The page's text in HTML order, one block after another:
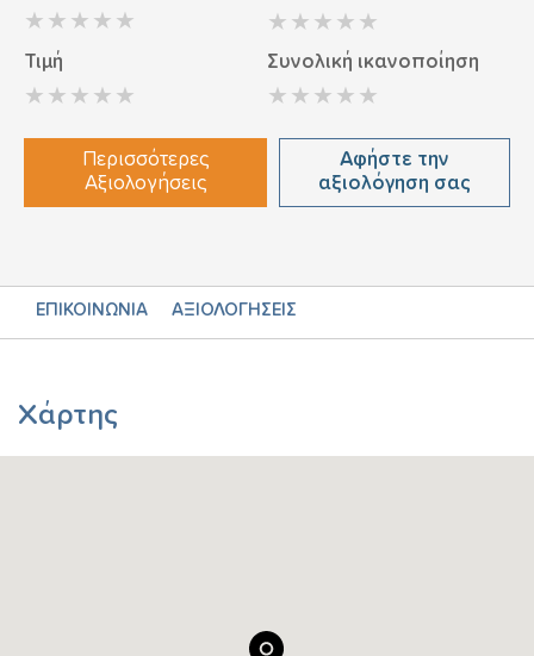
Τιμή Συνολική ικανοποίηση
Περισσότερες
Αξιολογήσεις
Αφήστε την
αξιολόγηση σας
ΕΠΙΚΟΙΝΩΝΙΑ ΑΞΙΟΛΟΓΗΣΕΙΣ
Χάρτης